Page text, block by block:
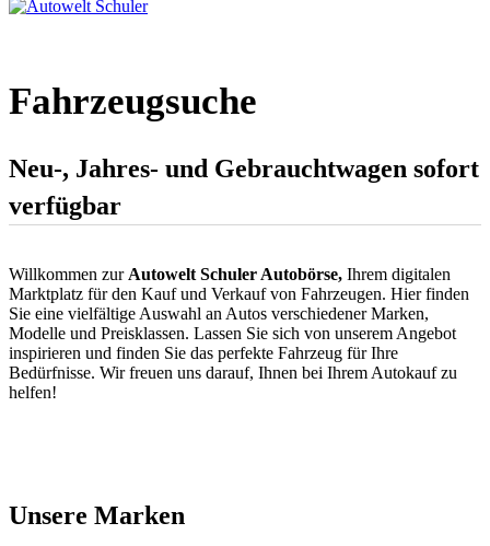
Fahrzeugsuche
Neu-, Jahres- und Gebrauchtwagen sofort
verfügbar
Willkommen zur Autowelt Schuler Autobörse, Ihrem digitalen
Marktplatz für den Kauf und Verkauf von Fahrzeugen. Hier finden
Sie eine vielfältige Auswahl an Autos verschiedener Marken,
Modelle und Preisklassen. Lassen Sie sich von unserem Angebot
inspirieren und finden Sie das perfekte Fahrzeug für Ihre
Bedürfnisse. Wir freuen uns darauf, Ihnen bei Ihrem Autokauf zu
helfen!
Unsere Marken